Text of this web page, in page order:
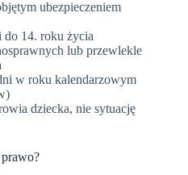
ubezpieczeniem
14. roku życia
lub przewlekle
w roku kalendarzowym
dziecka, nie sytuację